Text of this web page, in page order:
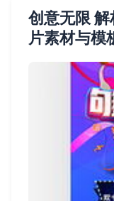
创意无限
片素材与模